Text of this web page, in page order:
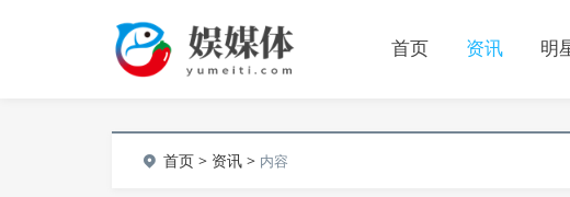
首页 资讯 明
首页 > 资讯 > 内容